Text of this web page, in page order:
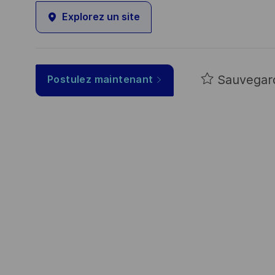
Explorez un site
Postulez maintenant